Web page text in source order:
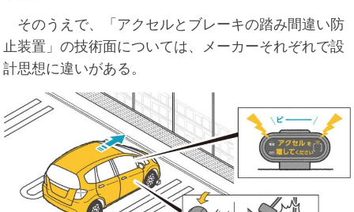
そのうえで、「アクセルとブレーキの踏み間違い防
止装置」の技術面については、メーカーそれぞれで設
計思想に違いがある。